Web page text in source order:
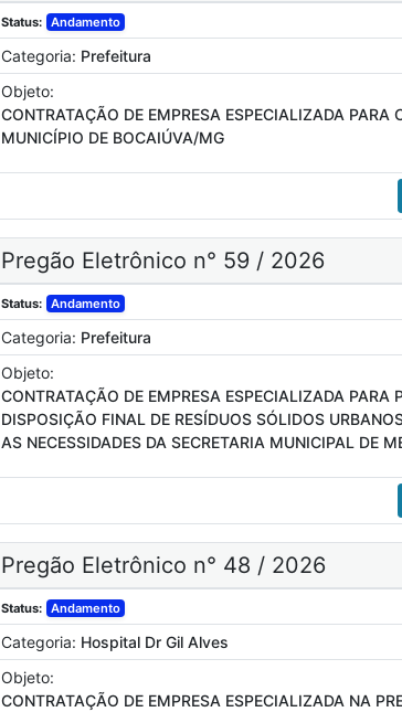
Status: Andamento
Categoria: Prefeitura
Objeto:
CONTRATAÇÃO DE EMPRESA ESPECIALIZADA
MUNICÍPIO DE BOCAIÚVA/MG
Pregão Eletrônico n° 59 / 2026
Status: Andamento
Categoria: Prefeitura
Objeto:
CONTRATAÇÃO DE EMPRESA ESPECIALIZADA PARA
DISPOSIÇÃO FINAL DE RESÍDUOS SÓLIDOS
AS NECESSIDADES DA SECRETARIA MUNICIPAL DE
Pregão Eletrônico n° 48 / 2026
Status: Andamento
Categoria: Hospital Dr Gil Alves
Objeto:
CONTRATAÇÃO DE EMPRESA ESPECIALIZADA NA